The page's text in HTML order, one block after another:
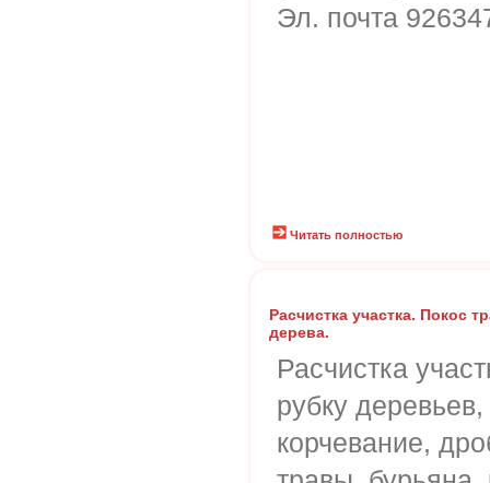
Эл. почта
Читать полностью
Расчистка участка. Покос
дерева.
Расчистка
рубку
корчевание,